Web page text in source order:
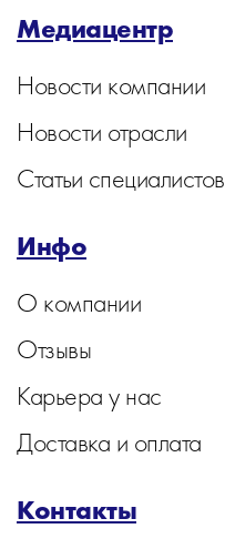
Медиацентр
Новости компании
Новости отрасли
Статьи специалистов
Инфо
О компании
Отзывы
Карьера у нас
Доставка и оплата
Контакты